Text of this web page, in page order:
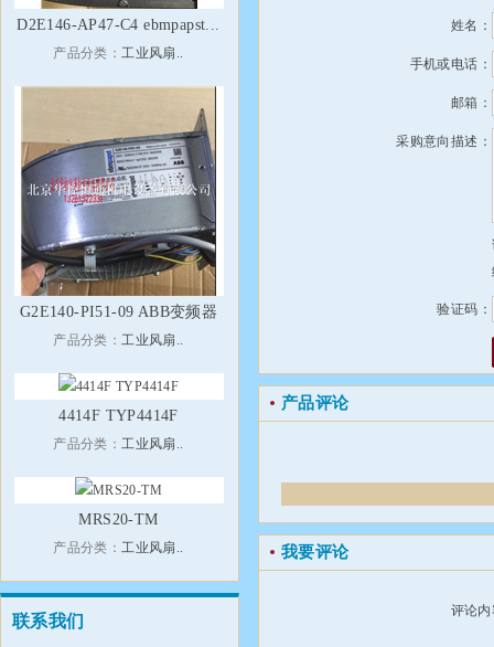
D2E146-AP47-C4 ebmpapst...
产品分类：工业风扇..
G2E140-PI51-09 ABB变频器
产品分类：工业风扇..
4414F TYP4414F
产品分类：工业风扇..
MRS20-TM
产品分类：工业风扇..
联系我们
姓名：
手机或电话：
邮箱：
采购意向描述：
验证码：
产品评论
我要评论
评论